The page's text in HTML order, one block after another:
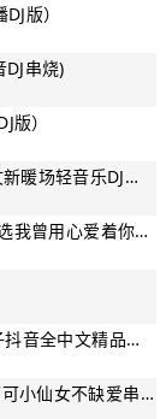
版）
串烧)
版）
DJ光明-国粤语柔歌音乐2024热门中文新暖场轻音乐DJ串烧
广西DJ唐佳富-国粤语ElectroJIAFU精选我曾用心爱着你中文DJ串烧
小炜-electro可能 精卫 从前怕FK 骗子抖音全中文精品串烧
DJ苏喂-打造中文Proghouse音乐祝可可小仙女不缺爱串烧